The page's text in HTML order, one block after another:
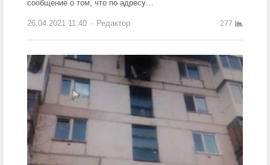
сообщение о том, что по адресу…
26.04.2021 11:40 Author
Редактор 277